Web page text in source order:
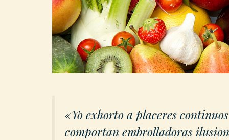
«Yo exhorto a placeres
comportan embrolladoras